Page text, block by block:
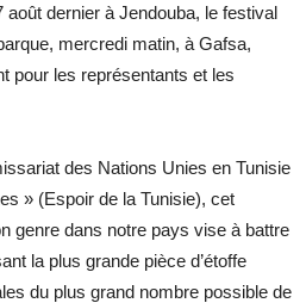
dernier à Jendouba, le festival
mercredi matin, à Gafsa,
pour les représentants et les
des Nations Unies en Tunisie
» (Espoir de la Tunisie), cet
genre dans notre pays vise à battre
la plus grande pièce d’étoffe
du plus grand nombre possible de